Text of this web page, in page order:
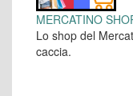
MERCATINO
Lo shop del
caccia.